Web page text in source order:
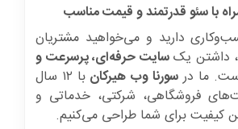
با سئو قدرتمند و قیمت مناسب
دارید و می‌خواهید مشتریان
داشتن یکسایت حرفه‌ای، پرسرعت و
ما درسورنا وب هیرکان
با ۱۲ سال
فروشگاهی، شرکتی، خدماتی و
کیفیت برای شما طراحی می‌کنیم.